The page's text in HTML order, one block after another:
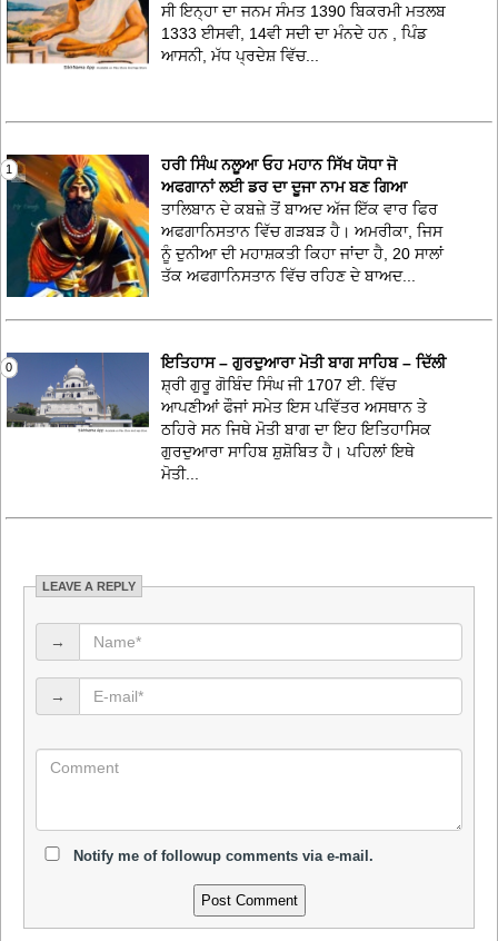
ਸੀ ਇਨ੍ਹਾ ਦਾ ਜਨਮ ਸੰਮਤ 1390 ਬਿਕਰਮੀ ਮਤਲਬ
1333 ਈਸਵੀ, 14ਵੀ ਸਦੀ ਦਾ ਮੰਨਦੇ ਹਨ , ਪਿੰਡ
ਆਸਨੀ, ਮੱਧ ਪ੍ਰਦੇਸ਼ ਵਿੱਚ...
1
ਹਰੀ ਸਿੰਘ ਨਲੂਆ ਓਹ ਮਹਾਨ ਸਿੱਖ ਯੋਧਾ ਜੋ
ਅਫਗਾਨਾਂ ਲਈ ਡਰ ਦਾ ਦੂਜਾ ਨਾਮ ਬਣ ਗਿਆ
ਤਾਲਿਬਾਨ ਦੇ ਕਬਜ਼ੇ ਤੋਂ ਬਾਅਦ ਅੱਜ ਇੱਕ ਵਾਰ ਫਿਰ
ਅਫਗਾਨਿਸਤਾਨ ਵਿੱਚ ਗੜਬੜ ਹੈ। ਅਮਰੀਕਾ, ਜਿਸ
ਨੂੰ ਦੁਨੀਆ ਦੀ ਮਹਾਸ਼ਕਤੀ ਕਿਹਾ ਜਾਂਦਾ ਹੈ, 20 ਸਾਲਾਂ
ਤੱਕ ਅਫਗਾਨਿਸਤਾਨ ਵਿੱਚ ਰਹਿਣ ਦੇ ਬਾਅਦ...
0
ਇਤਿਹਾਸ – ਗੁਰਦੁਆਰਾ ਮੋਤੀ ਬਾਗ ਸਾਹਿਬ – ਦਿੱਲੀ
ਸ਼੍ਰੀ ਗੁਰੂ ਗੋਬਿੰਦ ਸਿੰਘ ਜੀ 1707 ਈ. ਵਿੱਚ
ਆਪਣੀਆਂ ਫੌਜਾਂ ਸਮੇਤ ਇਸ ਪਵਿੱਤਰ ਅਸਥਾਨ ਤੇ
ਠਹਿਰੇ ਸਨ ਜਿਥੇ ਮੋਤੀ ਬਾਗ ਦਾ ਇਹ ਇਤਿਹਾਸਿਕ
ਗੁਰਦੁਆਰਾ ਸਾਹਿਬ ਸ਼ੁਸ਼ੋਬਿਤ ਹੈ। ਪਹਿਲਾਂ ਇਥੇ
ਮੋਤੀ...
LEAVE A REPLY
→
→
Notify me of followup comments via e-mail.